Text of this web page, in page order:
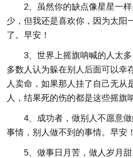
2、虽然你的缺点像星星一
少，但我还是喜欢你，因为太阳
了。早安！
3、世界上摇旗呐喊的人太
多数人认为躲在别人后面可以幸
人卖命，如果那人挂了自己无从
人，结果死的伤的都是这些摇旗
4、成功者，做别人不愿意
事情，别人做不到的事情。早安！
5、做事日月苦，做人岁月甜